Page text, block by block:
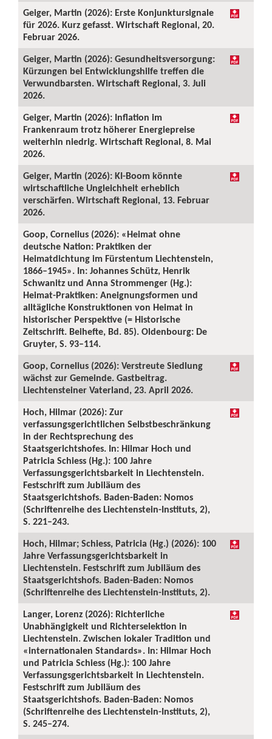
Geiger, Martin (2026): Erste Konjunktursignale
für 2026. Kurz gefasst. Wirtschaft Regional, 20.
Februar 2026.
Geiger, Martin (2026): Gesundheitsversorgung:
Kürzungen bei Entwicklungshilfe treffen die
Verwundbarsten. Wirtschaft Regional, 3. Juli
2026.
Geiger, Martin (2026): Inflation im
Frankenraum trotz höherer Energiepreise
weiterhin niedrig. Wirtschaft Regional, 8. Mai
2026.
Geiger, Martin (2026): KI-Boom könnte
wirtschaftliche Ungleichheit erheblich
verschärfen. Wirtschaft Regional, 13. Februar
2026.
Goop, Cornelius (2026): «Heimat ohne
deutsche Nation: Praktiken der
Heimatdichtung im Fürstentum Liechtenstein,
1866–1945». In: Johannes Schütz, Henrik
Schwanitz und Anna Strommenger (Hg.):
Heimat-Praktiken: Aneignungsformen und
alltägliche Konstruktionen von Heimat in
historischer Perspektive (= Historische
Zeitschrift. Beihefte, Bd. 85). Oldenbourg: De
Gruyter, S. 93–114.
Goop, Cornelius (2026): Verstreute Siedlung
wächst zur Gemeinde. Gastbeitrag.
Liechtensteiner Vaterland, 23. April 2026.
Hoch, Hilmar (2026): Zur
verfassungsgerichtlichen Selbstbeschränkung
in der Rechtsprechung des
Staatsgerichtshofes. In: Hilmar Hoch und
Patricia Schiess (Hg.): 100 Jahre
Verfassungsgerichtsbarkeit in Liechtenstein.
Festschrift zum Jubiläum des
Staatsgerichtshofs. Baden-Baden: Nomos
(Schriftenreihe des Liechtenstein-Instituts, 2),
S. 221–243.
Hoch, Hilmar; Schiess, Patricia (Hg.) (2026): 100
Jahre Verfassungsgerichtsbarkeit in
Liechtenstein. Festschrift zum Jubiläum des
Staatsgerichtshofs. Baden-Baden: Nomos
(Schriftenreihe des Liechtenstein-Instituts, 2).
Langer, Lorenz (2026): Richterliche
Unabhängigkeit und Richterselektion in
Liechtenstein. Zwischen lokaler Tradition und
«internationalen Standards». In: Hilmar Hoch
und Patricia Schiess (Hg.): 100 Jahre
Verfassungsgerichtsbarkeit in Liechtenstein.
Festschrift zum Jubiläum des
Staatsgerichtshofs. Baden-Baden: Nomos
(Schriftenreihe des Liechtenstein-Instituts, 2),
S. 245–274.